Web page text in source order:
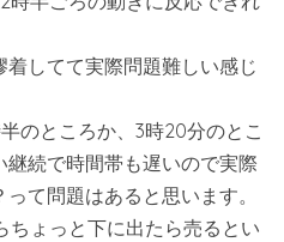
してて実際問題難しい感じ
のところか、3時20分のとこ
続で時間帯も遅いので実際
て問題はあると思います。
ちょっと下に出たら売るとい